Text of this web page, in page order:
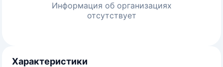
Информация об организациях
отсутствует
Характеристики